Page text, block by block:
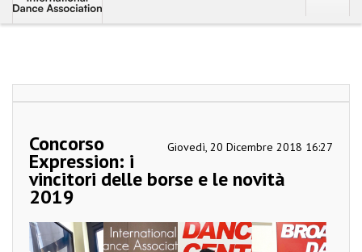
Giovedì, 20 Dicembre 2018 16:27
Concorso
Expression: i
vincitori delle borse e le novità
2019